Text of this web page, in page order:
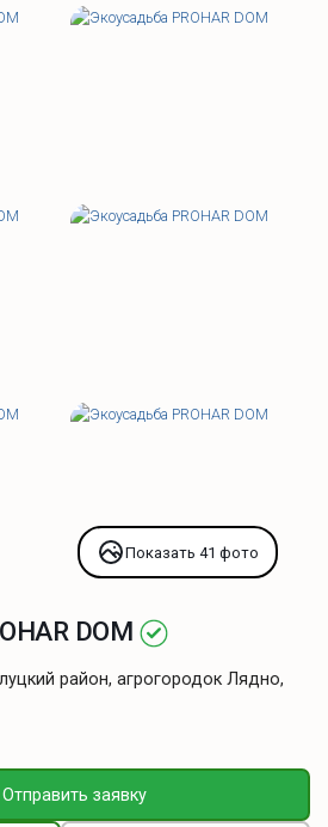
Показать 41 фото
DOM
район, агрогородок Лядно,
Отправить заявку